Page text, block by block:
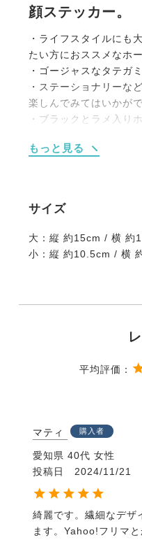
顔ステッカー。
・ライフスタイルにも
たい方におススメなホ
・ゴージャスなタテガ
・ステーショナリーな
楽しんでみてはいかが
・ブラックとラメ入り
もっと見る
サイズ
大：縦 約15cm / 横 約
小：縦 約10.5cm / 横
マティ 購入者
愛知県 40代 女性
投稿日
2024/11/21
綺麗です。繊細なデザ
ます。Yahoo!フリマ